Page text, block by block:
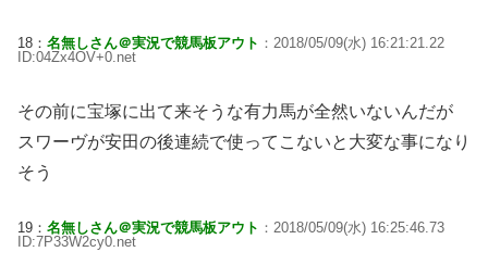
18： 名無しさん＠実況で競馬板アウト ：2018/05/09(水) 16:21:21.22
ID:04Zx4OV+0.net
その前に宝塚に出て来そうな有力馬が全然いないんだが
スワーヴが安田の後連続で使ってこないと大変な事になり
そう
19： 名無しさん＠実況で競馬板アウト ：2018/05/09(水) 16:25:46.73
ID:7P33W2cy0.net